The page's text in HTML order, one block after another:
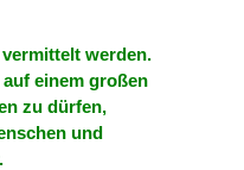
werden.
einem großen
zu dürfen,
und